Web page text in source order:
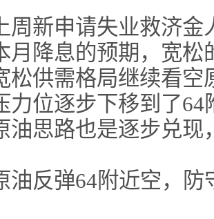
申请失业救济金
月降息的预期，宽
松供需格局继续看
力位逐步下移到了
油思路也是逐步兑
弹64附近空，防